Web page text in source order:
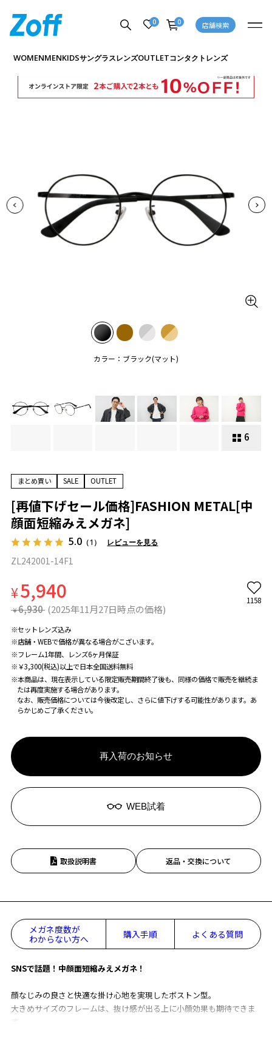
0 0 店舗検索
WOMENMENKIDSサングラスレンズOUTLETコンタクトレンズ
カラー：ブラック(マット)
6
商品詳細ページへ
まとめ買い SALE OUTLET
[再値下げセール価格]FASHION METAL[中
顔面短縮みえメガネ]
5.0 （1） レビューを見る
ZL242001-14F1
¥5,940
¥ 6,930 (2025年11月27日時点の価格)
1158
※セットレンズ込み
※店舗・WEBで価格が異なる場合がこざいます。
※フレーム1年間、レンズ6ヶ月保証
※￥3,300(税込)以上で日本全国送料無料
※本商品は、現在表示している限定販売期間終了後も、同様の価格で販売を継続ま
たは再度実施する場合があります。
なお、販売価格については今後改定し、さらに値下げする可能性があります。あ
らかじめご了承ください。
再入荷のお知らせ
WEB試着
取扱説明書 返品・交換について
メガネ度数が
わからない方へ
購入手順 よくある質問
SNSで話題！中顔面短縮みえメガネ！
顔なじみの良さと快適な掛け心地を実現したボストン型。
大きめサイズのフレームは、抜け感が出る上に小顔効果も期待できま
す。